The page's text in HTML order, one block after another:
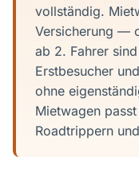
vollständig.
Versicherung —
ab 2. Fahrer
Erstbesucher
ohne
Mietwagen
Roadtrippern